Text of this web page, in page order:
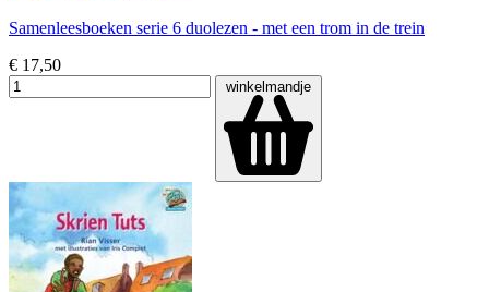
Samenleesboeken serie 6 duolezen - met een trom in de trein
€ 17,50
winkelmandje